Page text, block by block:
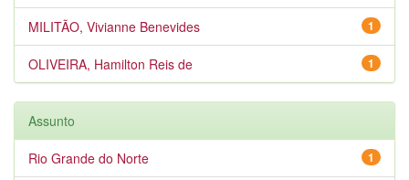
1
MILITÃO, Vivianne Benevides
1
OLIVEIRA, Hamilton Reis de
Assunto
1
Rio Grande do Norte